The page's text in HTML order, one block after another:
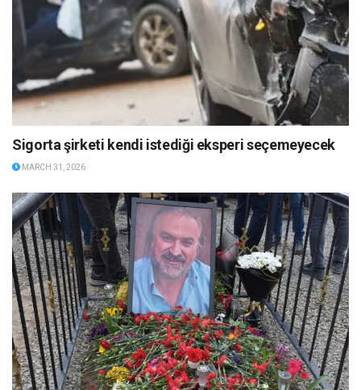
Sigorta şirketi kendi istediği eksperi seçemeyecek
MARCH 31, 2026